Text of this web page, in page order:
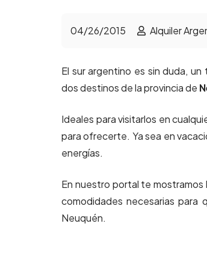
04/26/2015 Alquiler
El sur argentino es sin duda,
dos destinos de la provincia de
Ideales para visitarlos en
para ofrecerte. Ya sea en
energías.
En nuestro portal te mostramos
comodidades necesarias para
Neuquén.